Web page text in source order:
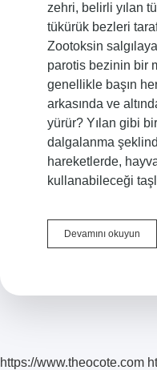
zehri, belirli yılan
tükürük bezleri
Zootoksin
parotis bezinin bir
genellikle başın
arkasında ve
yürür? Yılan gibi
dalgalanma
hareketlerde,
kullanabileceği
Devamını okuyun
Kalbi
https://www.theocote.com